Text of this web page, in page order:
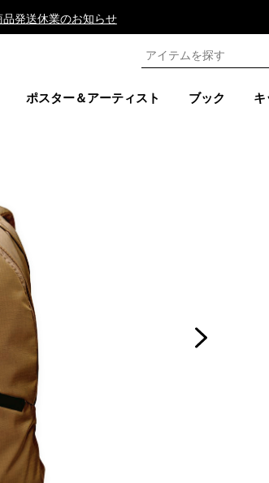
品発送休業のお知らせ
ポスター＆アーティスト ブック キ